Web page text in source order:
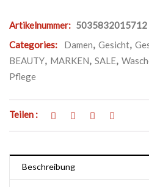
Artikelnummer: 5035832015712
Categories:
Damen, Gesicht,
BEAUTY, MARKEN, SALE,
Pflege
Teilen :
Beschreibung